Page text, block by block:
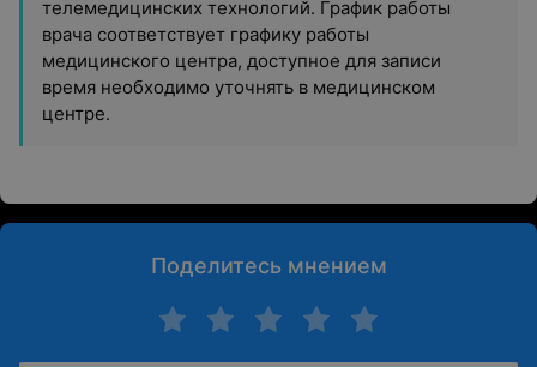
телемедицинских технологий. График работы
врача соответствует графику работы
медицинского центра, доступное для записи
время необходимо уточнять в медицинском
центре.
Поделитесь мнением